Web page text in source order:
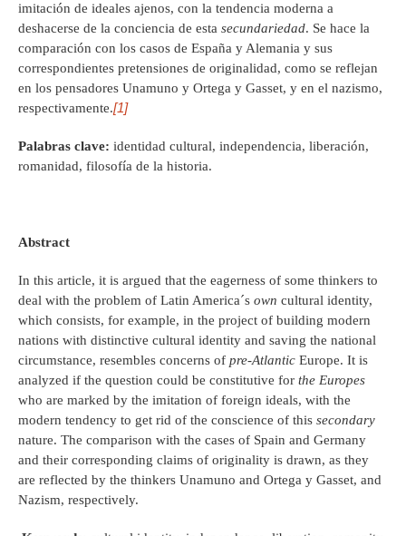
imitación de ideales ajenos, con la tendencia moderna a
deshacerse de la conciencia de esta secundariedad. Se hace la
comparación con los casos de España y Alemania y sus
correspondientes pretensiones de originalidad, como se reflejan
en los pensadores Unamuno y Ortega y Gasset, y en el nazismo,
respectivamente.[1]
Palabras clave: identidad cultural, independencia, liberación,
romanidad, filosofía de la historia.
Abstract
In this article, it is argued that the eagerness of some thinkers to
deal with the problem of Latin America´s own cultural identity,
which consists, for example, in the project of building modern
nations with distinctive cultural identity and saving the national
circumstance, resembles concerns of pre-Atlantic Europe. It is
analyzed if the question could be constitutive for the Europes
who are marked by the imitation of foreign ideals, with the
modern tendency to get rid of the conscience of this secondary
nature. The comparison with the cases of Spain and Germany
and their corresponding claims of originality is drawn, as they
are reflected by the thinkers Unamuno and Ortega y Gasset, and
Nazism, respectively.